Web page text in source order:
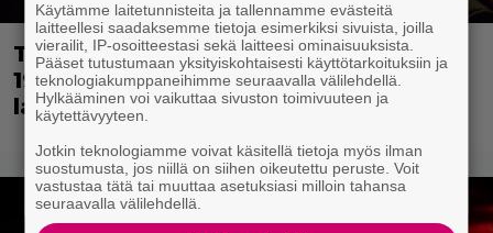
Tänään tv:ssä: Loistoleffa vuodelta
1999 – Stephen King ja Tom Hanks
laadun takeina
Käytämme laitetunnisteita ja tallennamme evästeitä
laitteellesi saadaksemme tietoja esimerkiksi sivuista, joilla
vierailit, IP-osoitteestasi sekä laitteesi ominaisuuksista.
Pääset tutustumaan yksityiskohtaisesti käyttötarkoituksiin ja
teknologiakumppaneihimme seuraavalla välilehdellä.
Hylkääminen voi vaikuttaa sivuston toimivuuteen ja
käytettävyyteen.
Jotkin teknologiamme voivat käsitellä tietoja myös ilman
suostumusta, jos niillä on siihen oikeutettu peruste. Voit
vastustaa tätä tai muuttaa asetuksiasi milloin tahansa
seuraavalla välilehdellä.